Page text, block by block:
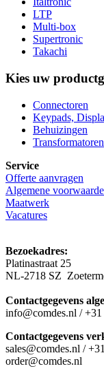
LTP
Multi-box
Supertronic
Takachi
Kies uw
Connectoren
Keypads,
Behuizingen
Transformatoren
Service
Offerte aanvragen
Algemene
Maatwerk
Vacatures
Bezoekadres:
Platinastraat 25
NL-2718 SZ
Contactgegevens
info@comdes.nl /
Contactgegevens
sales@comdes.nl /
order@comdes.nl